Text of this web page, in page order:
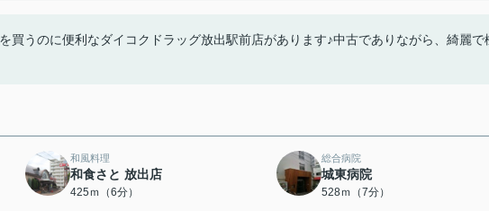
買うのに便利なダイコクドラッグ放出駅前店があります♪中古でありながら、綺麗で
和風料理
和食さと 放出店
425ｍ（6分）
総合病院
城東病院
528ｍ（7分）